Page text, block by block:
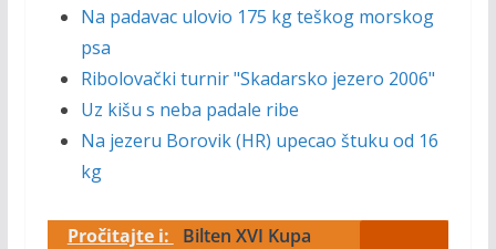
Na padavac ulovio 175 kg teškog morskog
psa
Ribolovački turnir "Skadarsko jezero 2006"
Uz kišu s neba padale ribe
Na jezeru Borovik (HR) upecao štuku od 16
kg
Pročitajte i:
Bilten XVI Kupa